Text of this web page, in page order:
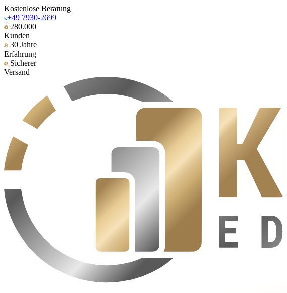
Kostenlose Beratung
+49 7930-2699
280.000
Kunden
30 Jahre
Erfahrung
Sicherer
Versand